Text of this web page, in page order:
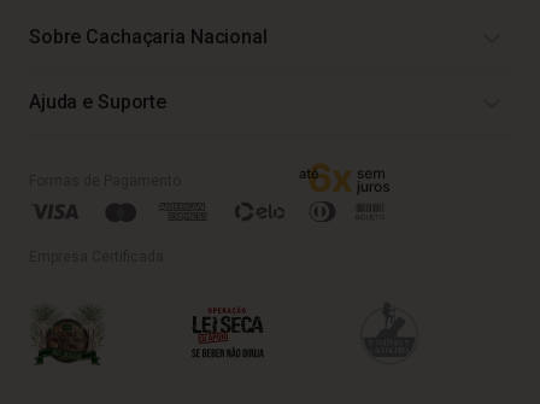
Sobre Cachaçaria Nacional
Ajuda e Suporte